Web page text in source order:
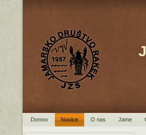
Domov Novice O nas Jame